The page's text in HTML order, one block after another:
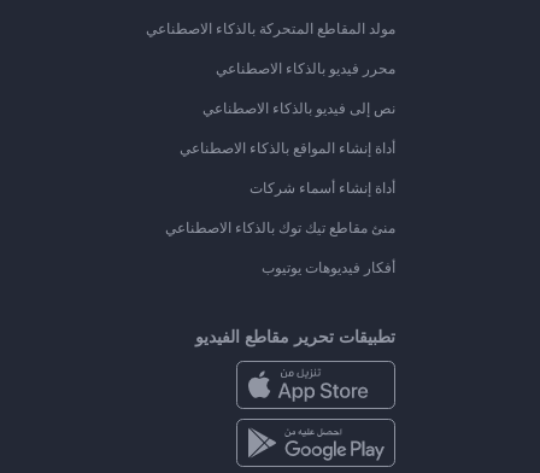
مولد المقاطع المتحركة بالذكاء الاصطناعي
محرر فيديو بالذكاء الاصطناعي
نص إلى فيديو بالذكاء الاصطناعي
أداة إنشاء المواقع بالذكاء الاصطناعي
أداة إنشاء أسماء شركات
منئ مقاطع تيك توك بالذكاء الاصطناعي
أفكار فيديوهات يوتيوب
تطبيقات تحرير مقاطع الفيديو